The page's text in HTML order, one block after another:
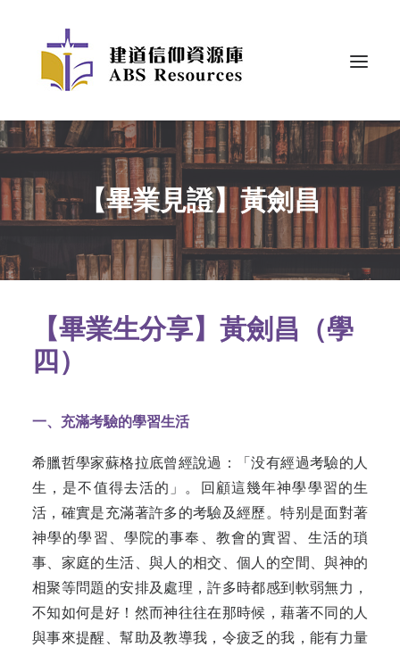
【畢業見證】黃劍昌
【畢業生分享】黃劍昌（學
四）
一、充滿考驗的學習生活
希臘哲學家蘇格拉底曾經說過：「没有經過考驗的人
生，是不值得去活的」。回顧這幾年神學學習的生
活，確實是充滿著許多的考驗及經歷。特别是面對著
神學的學習、學院的事奉、教會的實習、生活的瑣
事、家庭的生活、與人的相交、個人的空間、與神的
相聚等問題的安排及處理，許多時都感到軟弱無力，
不知如何是好！然而神往往在那時候，藉著不同的人
與事來提醒、幫助及教導我，令疲乏的我，能有力量